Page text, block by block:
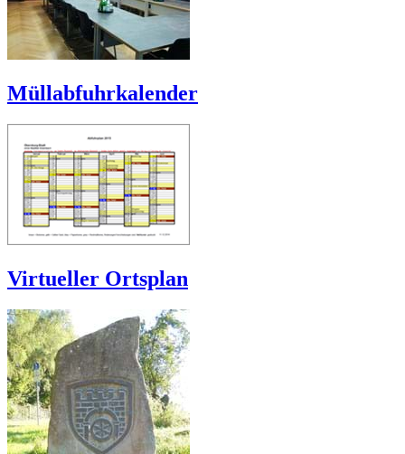
Müllabfuhrkalender
Virtueller Ortsplan